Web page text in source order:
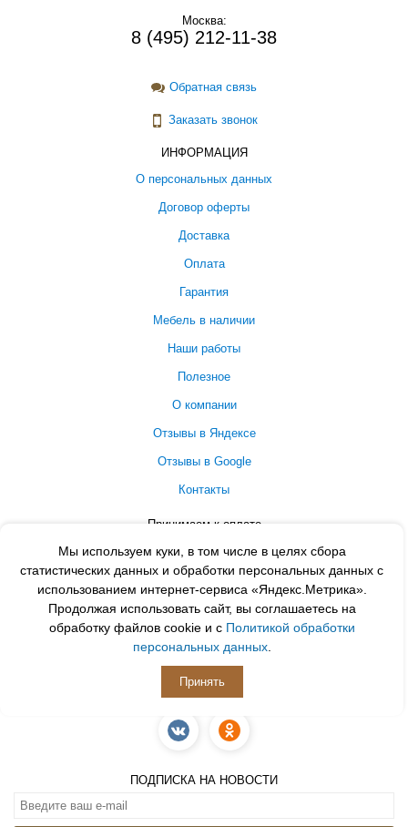
Мы используем куки, в том числе в целях сбора
статистических данных и обработки персональных данных с
использованием интернет-сервиса «Яндекс.Метрика».
Продолжая использовать сайт, вы соглашаетесь на
обработку файлов cookie и с Политикой обработки
персональных данных.
Принять
Москва:
8 (495) 212-11-38
Обратная связь
Заказать звонок
ИНФОРМАЦИЯ
О персональных данных
Договор оферты
Доставка
Оплата
Гарантия
Мебель в наличии
Наши работы
Полезное
О компании
Отзывы в Яндексе
Отзывы в Google
Контакты
Принимаем к оплате
ПОДПИСЫВАЙСЯ
ПОДПИСКА НА НОВОСТИ